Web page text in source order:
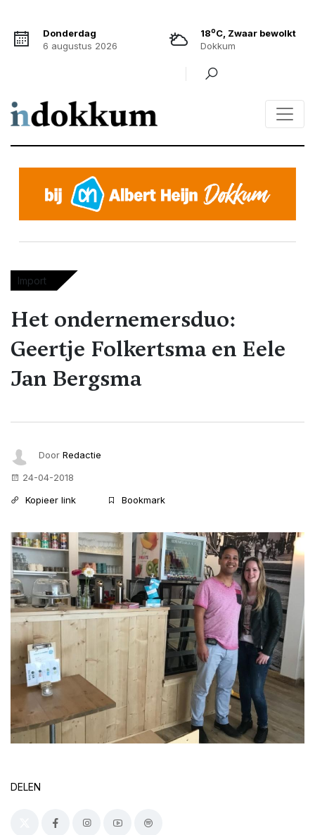
Donderdag
6 augustus 2026
18oC, Zwaar bewolkt
Dokkum
Import
Het ondernemersduo:
Geertje Folkertsma en Eele
Jan Bergsma
Door Redactie
24-04-2018
Kopieer link
Bookmark
DELEN